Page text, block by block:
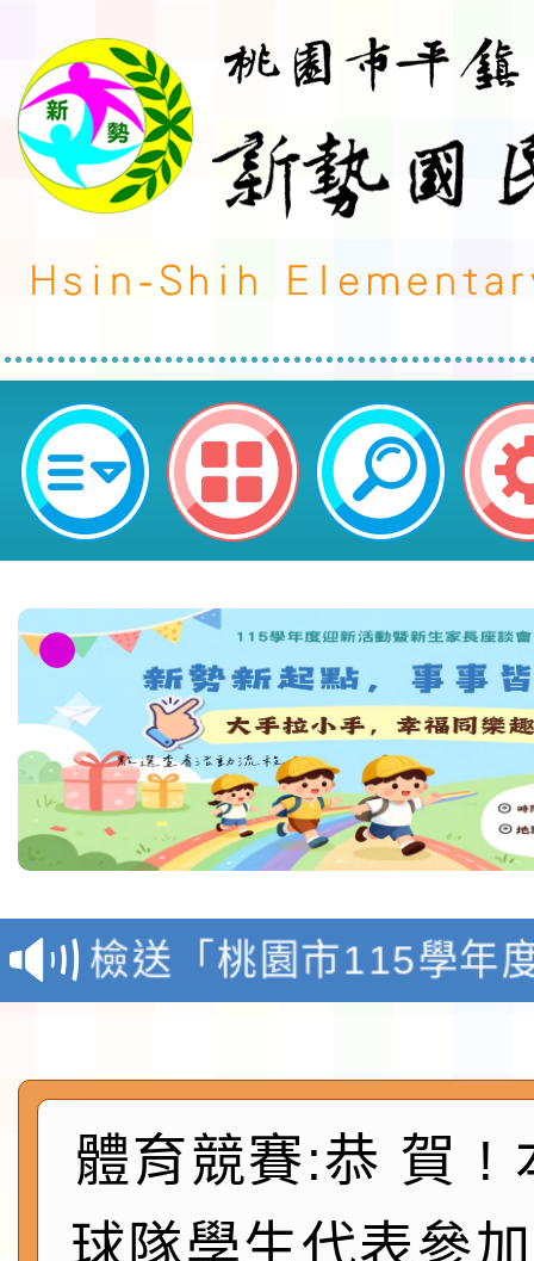
桃園市平鎮區新勢國民小學
本校115學年度第1學
第3次招考代課鐘點教
告(不再辦理後續甄選)
檢送「桃園市115學年
賽實施要點」1份
本市「115學年度學生
程安排一案
「桃園市補助參觀特色
展演活動實施計畫」
請一案
社團法人中華民國畫廊
026 ART TAIPEI臺北
本校115學年度第1學
體育競賽:恭 賀 !
球隊學生代表參